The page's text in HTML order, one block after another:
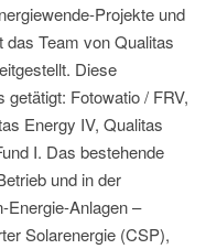
Projekte und
das Team von Qualitas
Diese
Fotowatio / FRV,
Energy IV, Qualitas
I. Das bestehende
und in der
Energie-Anlagen –
Solarenergie (CSP),